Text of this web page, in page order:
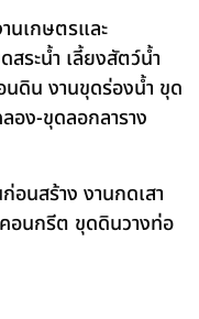
นเกษตรและ
ระน้ำ เลี้ยงสัตว์น้ำ
นดิน งานขุดร่องน้ำ ขุด
อง-ขุดลอกลาราง
อนสร้าง งานกดเสา
อนกรีต ขุดดินวางท่อ